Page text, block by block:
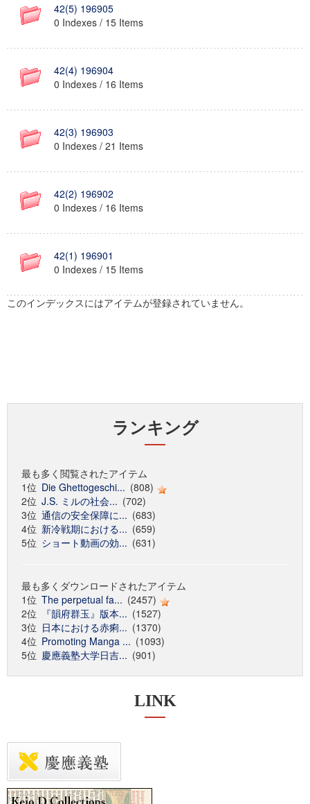
42(5) 196905
0 Indexes / 15 Items
42(4) 196904
0 Indexes / 16 Items
42(3) 196903
0 Indexes / 21 Items
42(2) 196902
0 Indexes / 16 Items
42(1) 196901
0 Indexes / 15 Items
このインデックスにはアイテムが登録されていません。
ランキング
最も多く閲覧されたアイテム
1位 Die Ghettogeschi... (808)
2位 J.S. ミルの社会... (702)
3位 通信の安全保障に... (683)
4位 新冷戦期における... (659)
5位 ショート動画の効... (631)
最も多くダウンロードされたアイテム
1位 The perpetual fa... (2457)
2位
『韻府群玉』版本... (1527)
3位 日本における赤痢... (1370)
4位 Promoting Manga ... (1093)
5位 慶應義塾大学日吉... (901)
LINK